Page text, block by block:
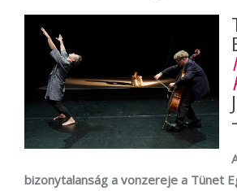
-
bizonytalanság a vonzereje a Tünet